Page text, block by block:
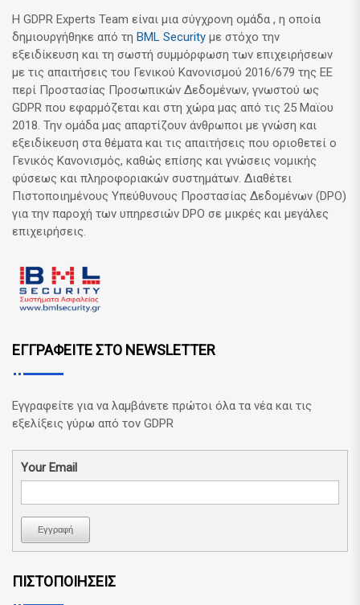
Η GDPR Experts Team είναι μια σύγχρονη ομάδα , η οποία
δημιουργήθηκε από τη BML Security με στόχο την
εξειδίκευση και τη σωστή συμμόρφωση των επιχειρήσεων
με τις απαιτήσεις του Γενικού Κανονισμού 2016/679 της ΕΕ
περί Προστασίας Προσωπικών Δεδομένων, γνωστού ως
GDPR που εφαρμόζεται και στη χώρα μας από τις 25 Μαϊου
2018. Την ομάδα μας απαρτίζουν άνθρωποι με γνώση και
εξειδίκευση στα θέματα και τις απαιτήσεις που οριοθετεί ο
Γενικός Κανονισμός, καθώς επίσης και γνώσεις νομικής
φύσεως και πληροφοριακών συστημάτων. Διαθέτει
Πιστοποιημένους Υπεύθυνους Προστασίας Δεδομένων (DPO)
για την παροχή των υπηρεσιών DPO σε μικρές και μεγάλες
επιχειρήσεις.
ΕΓΓΡΑΦΕΙΤΕ ΣΤΟ NEWSLETTER
Εγγραφείτε για να λαμβάνετε πρώτοι όλα τα νέα και τις
εξελίξεις γύρω από τον GDPR
Your Email
Εγγραφή
ΠΙΣΤΟΠΟΙΗΣΕΙΣ